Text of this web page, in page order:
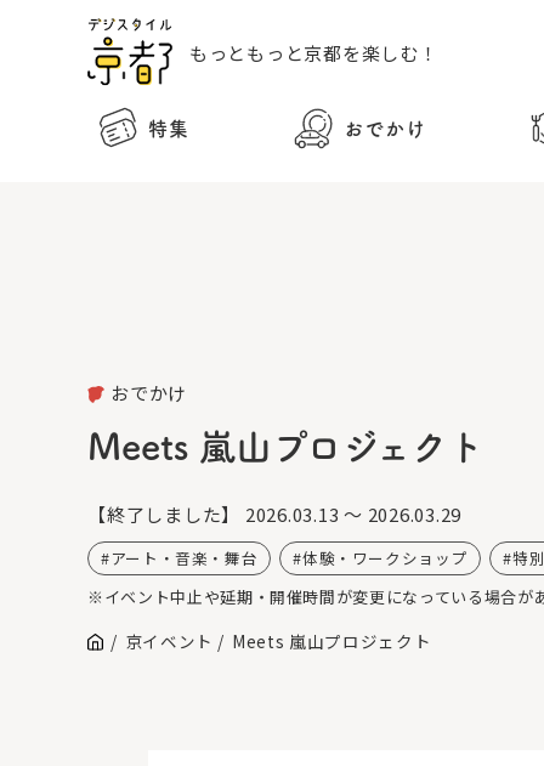
もっともっと京都を楽しむ！
特集 おでかけ
おでかけ
Meets 嵐山プロジェクト
【終了しました】 2026.03.13 ～ 2026.03.29
アート・音楽・舞台 体験・ワークショップ
特
※イベント中止や延期・開催時間が変更になっている場合
京イベント Meets 嵐山プロジェクト